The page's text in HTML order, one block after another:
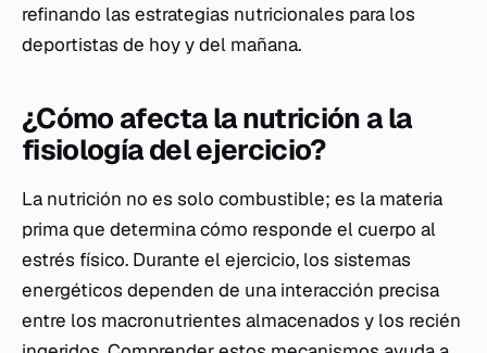
refinando las estrategias nutricionales para los
deportistas de hoy y del mañana.
¿Cómo afecta la nutrición a la
fisiología del ejercicio?
La nutrición no es solo combustible; es la materia
prima que determina cómo responde el cuerpo al
estrés físico. Durante el ejercicio, los sistemas
energéticos dependen de una interacción precisa
entre los macronutrientes almacenados y los recién